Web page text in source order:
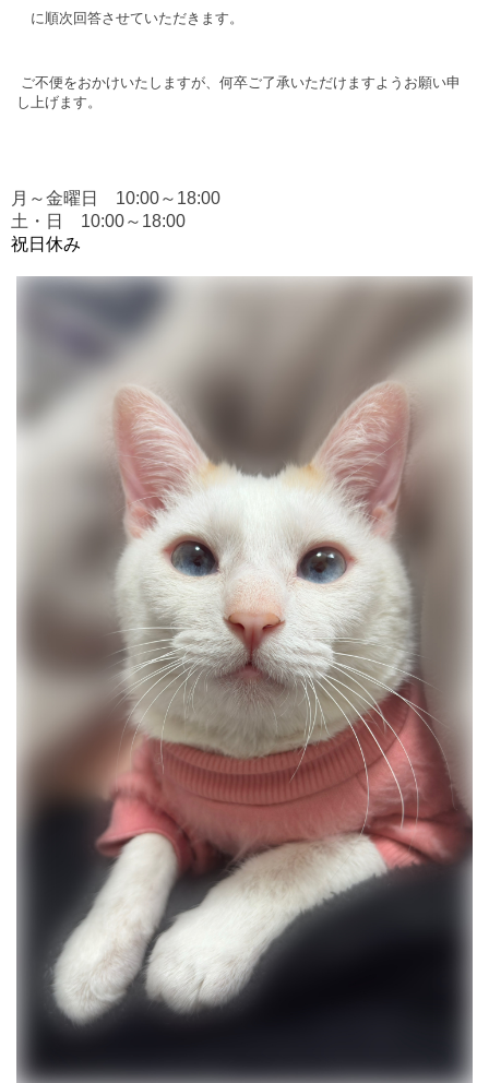
に順次回答させていただきます。
ご不便をおかけいたしますが、何卒ご了承いただけますようお願い申
し上げます。
月～金曜日 10:00～18:00
土・日 10:00～18:00
祝日休み